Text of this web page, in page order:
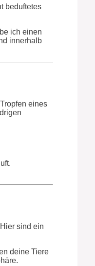
beduftetes
ich einen
innerhalb
eines
sind ein
deine Tiere